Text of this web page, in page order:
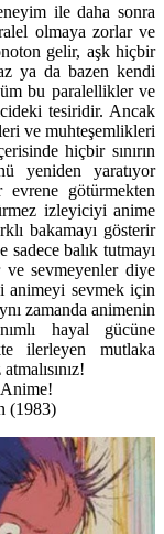
ile daha sonra
olmaya zorlar ve
gelir, aşk hiçbir
ya da bazen kendi
bu paralellikler ve
tesiridir. Ancak
ve muhteşemlikleri
hiçbir sınırın
yeniden yaratıyor
götürmekten
izleyiciyi anime
bakamayı gösterir
balık tutmayı
sevmeyenler diye
animeyi sevmek için
zamanda animenin
hayal gücüne
ilerleyen mutlaka
(1983)